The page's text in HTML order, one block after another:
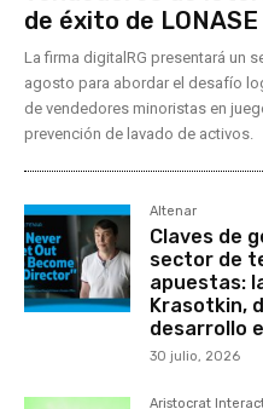
de éxito de LONASE
La firma digitalRG presentará un
agosto para abordar el desafío
de vendedores minoristas en
prevención de lavado de activos.
Altenar
Claves de
sector de
apuestas:
Krasotkin,
desarrollo
30 julio, 2026
Aristocrat